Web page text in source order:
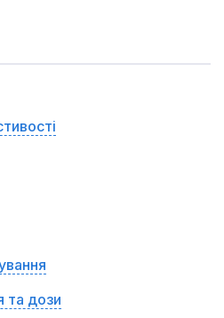
та дози